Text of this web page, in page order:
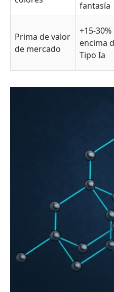
fantasía
Prima de valor
de mercado
+15-
encima
Tipo Ia